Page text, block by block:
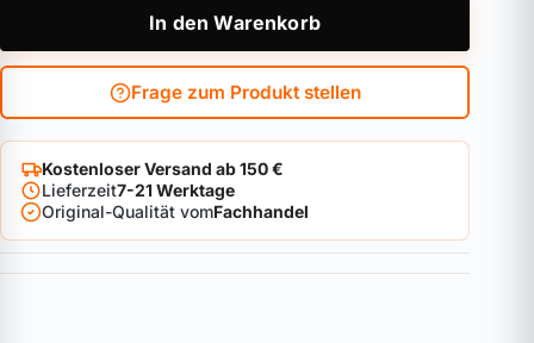
In den Warenkorb
Frage zum Produkt stellen
Kostenloser Versand ab 150 €
Lieferzeit7-21 Werktage
Original-Qualität vomFachhandel